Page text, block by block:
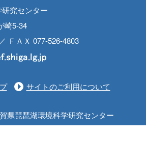
究センター
崎5-34
ＦＡＸ 077-526-4803
サイトのご利用について
県琵琶湖環境科学研究センター